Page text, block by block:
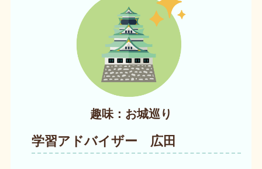
趣味：お城巡り
学習アドバイザー 広田